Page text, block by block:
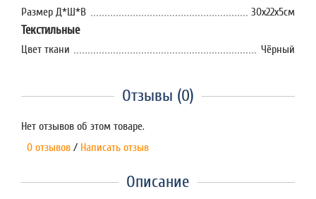
Размер Д*Ш*В 30х22х5см
Текстильные
Цвет ткани Чёрный
Отзывы (0)
Нет отзывов об этом товаре.
0 отзывов / Написать отзыв
Описание